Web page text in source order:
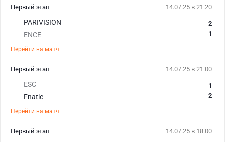
14.07.25 в 21:20
PARIVISION
ENCE
2
1
Перейти на матч
Первый этап
14.07.25 в 21:00
ESC
Fnatic
1
2
Перейти на матч
Первый этап
14.07.25 в 18:00
Первый этап